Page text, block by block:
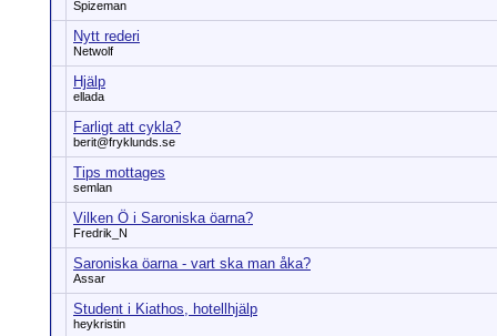
Spizeman
Nytt rederi
Netwolf
Hjälp
ellada
Farligt att cykla?
berit@fryklunds.se
Tips mottages
semlan
Vilken Ö i Saroniska öarna?
Fredrik_N
Saroniska öarna - vart ska man åka?
Assar
Student i Kiathos, hotellhjälp
heykristin